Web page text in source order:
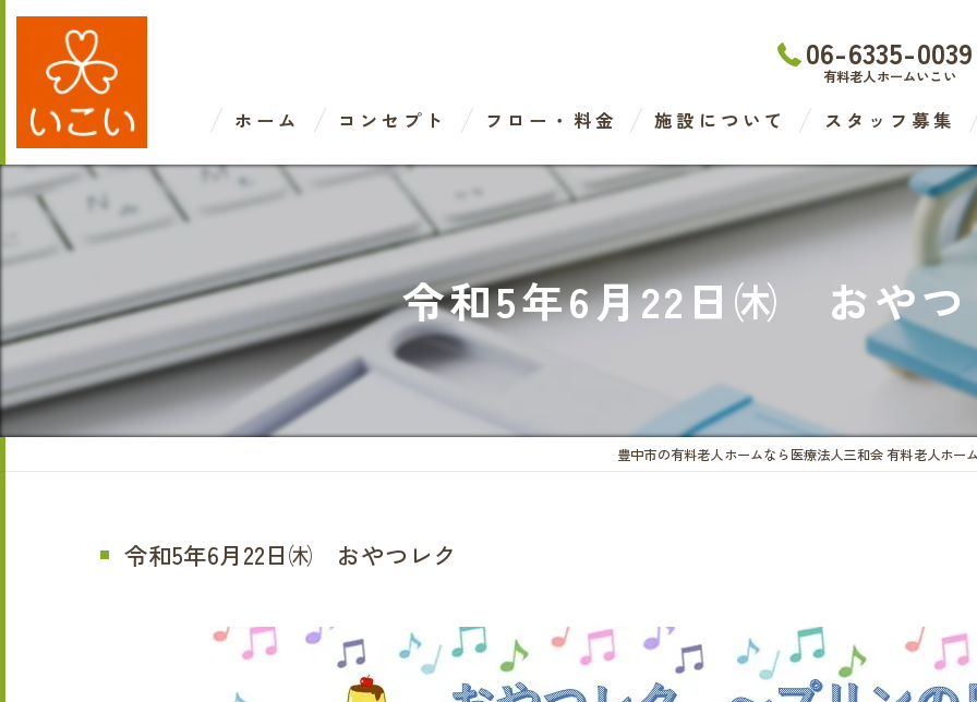
06-6335-0039
有料老人ホームいこい
ホーム コンセプト フロー・料金 施設について
わたなべ医院
デイケアセンター
有料老人ホーム
スタッフ募集
令和5年6月22日㈭ おやつ
豊中市の有料老人ホームなら医療法人三和会 有料老人ホー
令和5年6月22日㈭ おやつレク